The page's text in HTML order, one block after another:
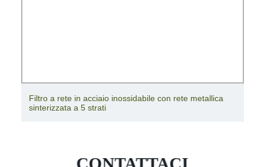
Filtro a rete in acciaio inossidabile con rete metallica
sinterizzata a 5 strati